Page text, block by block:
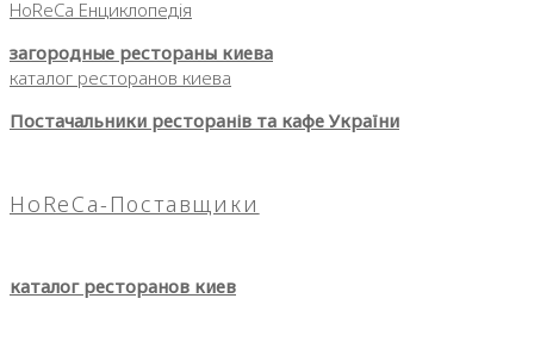
HoReCa Енциклопедія
загородные рестораны киева
каталог ресторанов киева
Постачальники ресторанів та кафе України
HoReCa-Поставщики
каталог ресторанов киев